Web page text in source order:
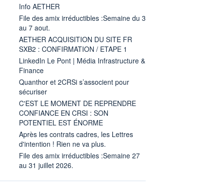
Info AETHER
File des amix irréductibles :Semaine du 3
au 7 aout.
AETHER ACQUISITION DU SITE FR
SXB2 : CONFIRMATION / ETAPE 1
LinkedIn Le Pont | Média Infrastructure &
Finance
Quanthor et 2CRSi s’associent pour
sécuriser
C'EST LE MOMENT DE REPRENDRE
CONFIANCE EN CRSI : SON
POTENTIEL EST ÉNORME
Après les contrats cadres, les Lettres
d'intention ! Rien ne va plus.
File des amix irréductibles :Semaine 27
au 31 juillet 2026.